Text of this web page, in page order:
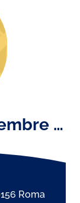
#1 Puntata del 22 dicembre 2023
Roma